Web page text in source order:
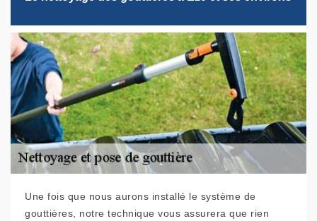
Une fois que nous aurons installé le système de
gouttières, notre technique vous assurera que rien